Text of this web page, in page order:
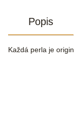
Popis
Každá perla je